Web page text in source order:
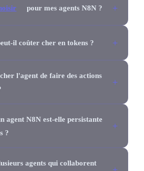
pour mes agents N8N ?
il coûter cher en tokens ?
l'agent de faire des actions
agent N8N est-elle persistante
?
agents qui collaborent